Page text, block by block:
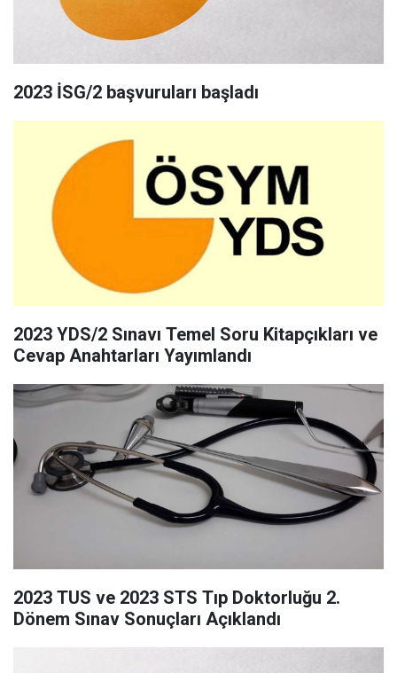
2023 İSG/2 başvuruları başladı
2023 YDS/2 Sınavı Temel Soru Kitapçıkları ve
Cevap Anahtarları Yayımlandı
2023 TUS ve 2023 STS Tıp Doktorluğu 2.
Dönem Sınav Sonuçları Açıklandı